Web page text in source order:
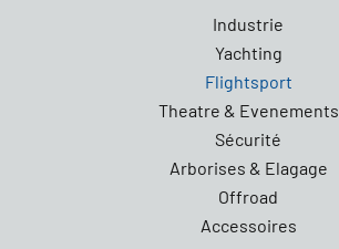
Industrie
Yachting
Flightsport
Theatre & Evenements
Sécurité
Arborises & Elagage
Offroad
Accessoires